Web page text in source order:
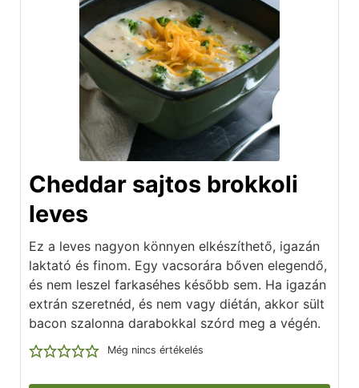
Cheddar sajtos brokkoli
leves
Ez a leves nagyon könnyen elkészíthető, igazán
laktató és finom. Egy vacsorára bőven elegendő,
és nem leszel farkaséhes később sem. Ha igazán
extrán szeretnéd, és nem vagy diétán, akkor sült
bacon szalonna darabokkal szórd meg a végén.
Még nincs értékelés